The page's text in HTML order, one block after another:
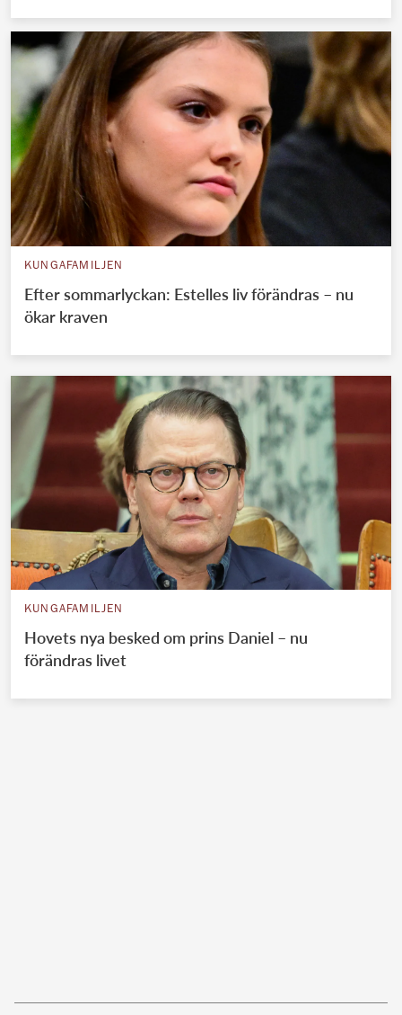
KUNGAFAMILJEN
Efter sommarlyckan: Estelles liv förändras – nu
ökar kraven
KUNGAFAMILJEN
Hovets nya besked om prins Daniel – nu
förändras livet